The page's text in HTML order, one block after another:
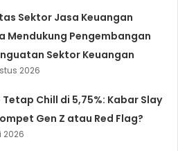
Sektor Jasa Keuangan
Mendukung Pengembangan
Sektor Keuangan
2026
Tetap Chill di 5,75%: Kabar Slay
Gen Z atau Red Flag?
2026